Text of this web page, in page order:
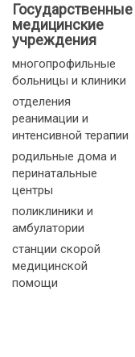
Государственные
медицинские
учреждения
многопрофильные
больницы и клиники
отделения
реанимации и
интенсивной терапии
родильные дома и
перинатальные
центры
поликлиники и
амбулатории
станции скорой
медицинской
помощи